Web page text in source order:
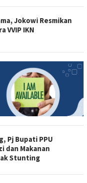
Jokowi Resmikan
VVIP IKN
Pj Bupati PPU
dan Makanan
Stunting